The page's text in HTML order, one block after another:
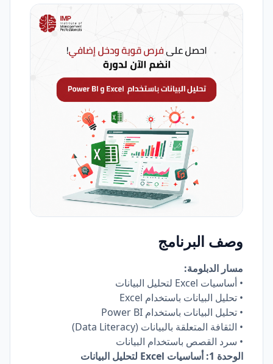
وصف البرنامج
مسار الدبلومة:
• أساسيات Excel لتحليل البيانات
• تحليل البيانات باستخدام Excel
• تحليل البيانات باستخدام Power BI
• الثقافة المتعلقة بالبيانات (Data Literacy)
• سرد القصص باستخدام البيانات
الوحدة 1: أساسيات Excel لتحليل البيانات